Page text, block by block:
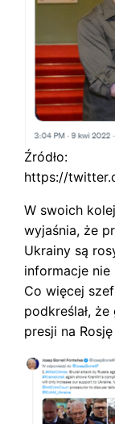
Źródło:
https://
W swoich
wyjaśnia, że
Ukrainy są
informacje
Co więcej
podkreślał,
presji na